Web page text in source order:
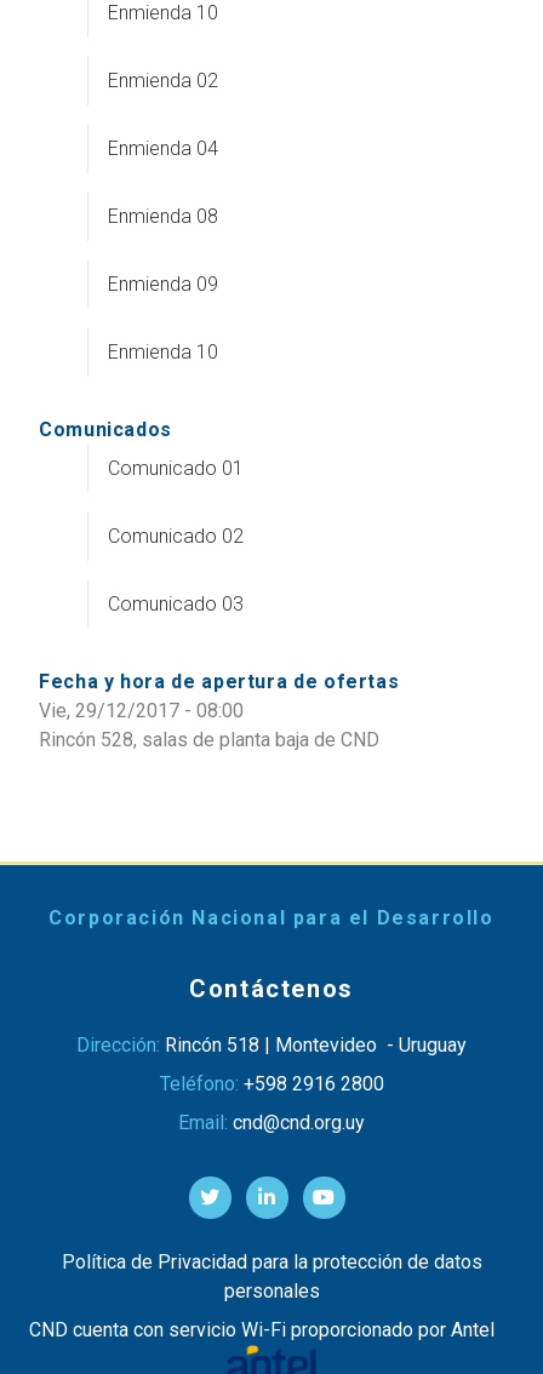
Enmienda 10
Enmienda 02
Enmienda 04
Enmienda 08
Enmienda 09
Enmienda 10
Comunicados
Comunicado 01
Comunicado 02
Comunicado 03
Fecha y hora de apertura de ofertas
Vie, 29/12/2017 - 08:00
Rincón 528, salas de planta baja de CND
Corporación Nacional para el Desarrollo
Contáctenos
Dirección: Rincón 518 | Montevideo - Uruguay
Teléfono: +598 2916 2800
Email: cnd@cnd.org.uy
Política de Privacidad para la protección de datos
personales
CND cuenta con servicio Wi-Fi proporcionado por Antel